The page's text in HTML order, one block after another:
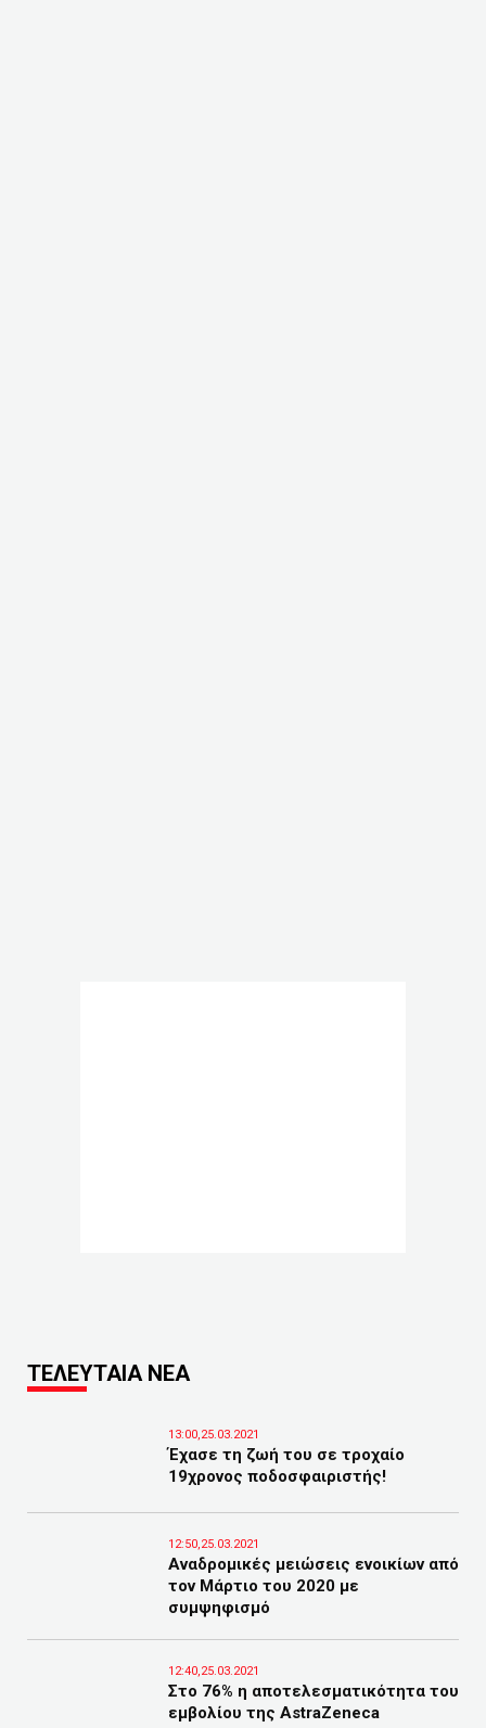
ΤΕΛΕΥΤΑΙΑ ΝΕΑ
13:00,25.03.2021
Έχασε τη ζωή του σε τροχαίο
19χρονος ποδοσφαιριστής!
12:50,25.03.2021
Aναδρομικές μειώσεις ενοικίων από
τον Μάρτιο του 2020 με
συμψηφισμό
12:40,25.03.2021
Στο 76% η αποτελεσματικότητα του
εμβολίου της AstraZeneca